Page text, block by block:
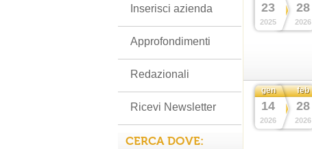
23
2025
28
2026
gen
14
2026
feb
28
2026
Inserisci azienda
Approfondimenti
Redazionali
Ricevi Newsletter
CERCA DOVE: